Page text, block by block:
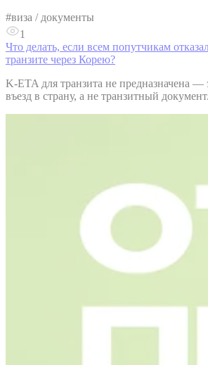
#виза / документы
1
Что делать, если всем попутчикам
транзите через Корею?
K-ETA для транзита не предназначена —
въезд в страну, а не транзитный